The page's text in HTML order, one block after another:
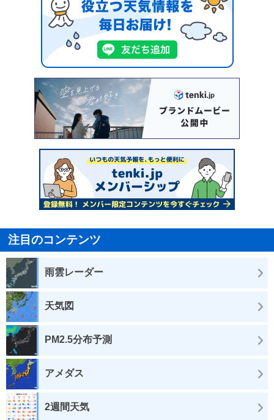
注目のコンテンツ
雨雲レーダー
天気図
PM2.5分布予測
アメダス
2週間天気